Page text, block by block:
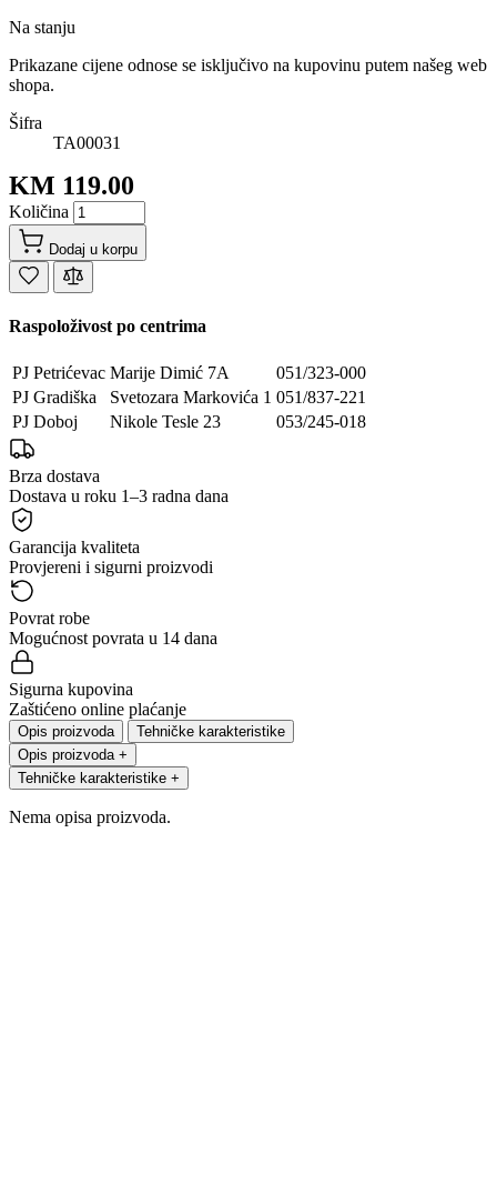
Na stanju
Prikazane cijene odnose se isključivo na kupovinu putem našeg web
shopa.
Šifra
TA00031
KM 119.00
Količina
Dodaj u korpu
Raspoloživost po centrima
PJ Petrićevac Marije Dimić 7A
051/323-000
PJ Gradiška
Svetozara Markovića 1 051/837-221
PJ Doboj
Nikole Tesle 23 053/245-018
Brza dostava
Dostava u roku 1–3 radna dana
Garancija kvaliteta
Provjereni i sigurni proizvodi
Povrat robe
Mogućnost povrata u 14 dana
Sigurna kupovina
Zaštićeno online plaćanje
Opis proizvoda
Tehničke karakteristike
Opis proizvoda +
Tehničke karakteristike +
Nema opisa proizvoda.